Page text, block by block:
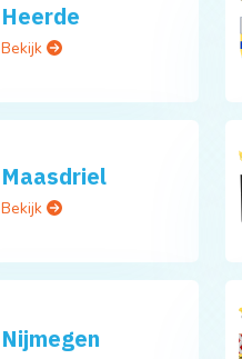
Heerde
Bekijk
Maasdriel
Bekijk
Nijmegen